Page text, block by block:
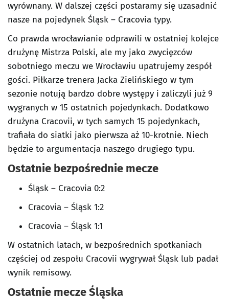
wyrównany. W dalszej części postaramy się uzasadnić
nasze na pojedynek Śląsk – Cracovia typy.
Co prawda wrocławianie odprawili w ostatniej kolejce
drużynę Mistrza Polski, ale my jako zwycięzców
sobotniego meczu we Wrocławiu upatrujemy zespół
gości. Piłkarze trenera Jacka Zielińskiego w tym
sezonie notują bardzo dobre występy i zaliczyli już 9
wygranych w 15 ostatnich pojedynkach. Dodatkowo
drużyna Cracovii, w tych samych 15 pojedynkach,
trafiała do siatki jako pierwsza aż 10-krotnie. Niech
będzie to argumentacja naszego drugiego typu.
Ostatnie bezpośrednie mecze
Śląsk – Cracovia 0:2
Cracovia – Śląsk 1:2
Cracovia – Śląsk 1:1
W ostatnich latach, w bezpośrednich spotkaniach
częściej od zespołu Cracovii wygrywał Śląsk lub padał
wynik remisowy.
Ostatnie mecze Śląska